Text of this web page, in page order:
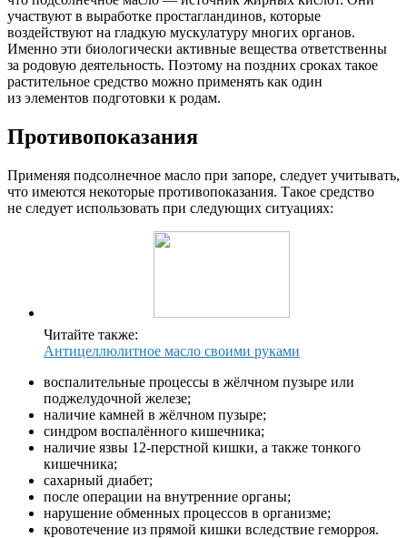
участвуют в выработке простагландинов, которые
воздействуют на гладкую мускулатуру многих органов.
Именно эти биологически активные вещества ответственны
за родовую деятельность. Поэтому на поздних сроках такое
растительное средство можно применять как один
из элементов подготовки к родам.
Противопоказания
Применяя подсолнечное масло при запоре, следует учитывать,
что имеются некоторые противопоказания. Такое средство
не следует использовать при следующих ситуациях:
Читайте также:
Антицеллюлитное масло своими руками
воспалительные процессы в жёлчном пузыре или
поджелудочной железе;
наличие камней в жёлчном пузыре;
синдром воспалённого кишечника;
наличие язвы 12-перстной кишки, а также тонкого
кишечника;
сахарный диабет;
после операции на внутренние органы;
нарушение обменных процессов в организме;
кровотечение из прямой кишки вследствие геморроя.